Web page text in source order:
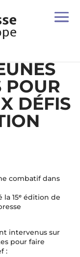
POUR
DÉFIS
combatif dans
la 15ᵉ édition de
intervenus sur
pour faire
: